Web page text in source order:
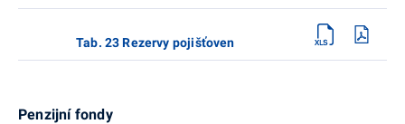
Tab. 23 Rezervy pojišťoven
Penzijní fondy